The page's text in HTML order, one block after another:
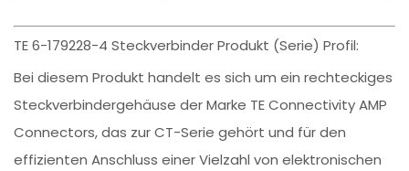
TE 6-179228-4 Steckverbinder Produkt (Serie) Profil:
Bei diesem Produkt handelt es sich um ein rechteckiges
Steckverbindergehäuse der Marke TE Connectivity AMP
Connectors, das zur CT-Serie gehört und für den
effizienten Anschluss einer Vielzahl von elektronischen